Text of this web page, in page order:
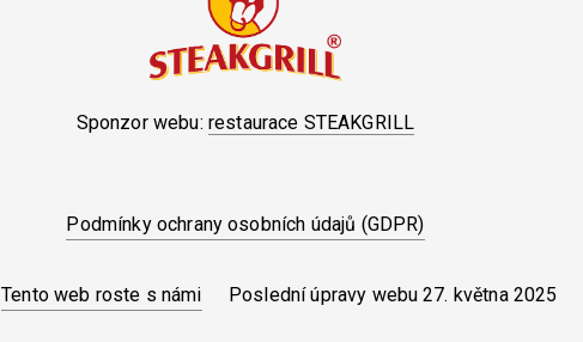
Sponzor webu: restaurace STEAKGRILL
Podmínky ochrany osobních údajů (GDPR)
Tento web roste s námi Poslední úpravy webu 27. května 2025